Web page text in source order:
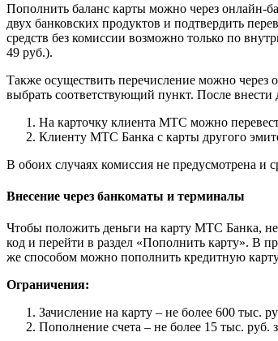
Пополнить баланс карты можно через онлайн-
двух банковских продуктов и подтвердить
средств без комиссии возможно только по
49 руб.).
Также осуществить перечисление можно
выбрать соответствующий пункт. После
На карточку клиента МТС можно
Клиенту МТС Банка с карты другого
В обоих случаях комиссия не предусмотрена и
Внесение через банкоматы и терминалы
Чтобы положить деньги на карту МТС Банка,
код и перейти в раздел «Пополнить карту». В
же способом можно пополнить кредитную
Ограничения:
Зачисление на карту – не более 600 тыс.
Пополнение счета – не более 15 тыс. руб.